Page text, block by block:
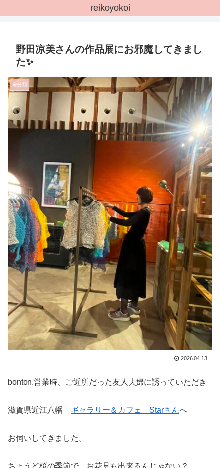
reikoyokoi
野田凉美さんの作品展にお邪魔してきまし
た✨
未分類
2026.04.13
bonton.営業時、ご近所だった友人夫婦に誘っていただき
滋賀県近江八幡 ギャラリー＆カフェ Starさんへ
お伺いしてきました。
ちょうど桜の季節で、お花見も出来るんじゃない？